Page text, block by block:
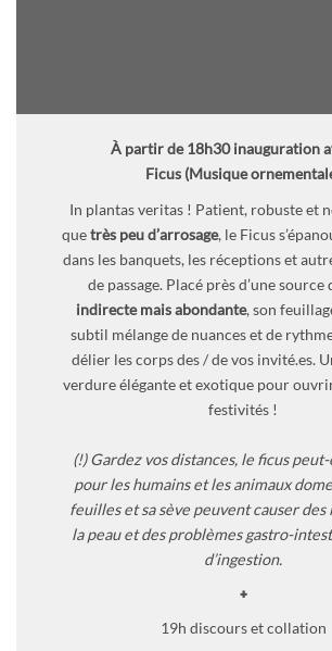
À partir de 18h30 inauguration
Ficus (Musique
In plantas veritas ! Patient, robuste et
quetrès peu d’arrosage, le Ficus
dans les banquets, les réceptions et
de passage. Placé près d’une source
indirecte mais abondante, son
subtil mélange de nuances et de
délier les corps des / de vos invité.es.
verdure élégante et exotique pour
festivités !
(!) Gardez vos distances, le ficus
pour les humains et les animaux
feuilles et sa sève peuvent causer
la peau et des problèmes gastro-
d’ingestion.
+
19h discours et collation